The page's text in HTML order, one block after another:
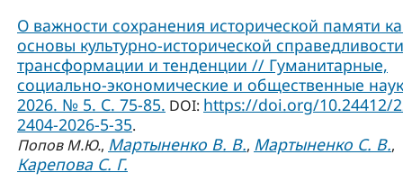
О важности сохранения исторической памяти
основы культурно-исторической
трансформации и тенденции // Гуманитарные,
социально-экономические и общественные
2026. № 5. С. 75-85. DOI: https://doi.org/10.24412/
2404-2026-5-35.
Попов М.Ю., Мартыненко В. В., Мартыненко С. В.,
Карепова С. Г.